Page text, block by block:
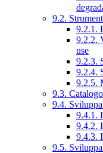
9.2.
9.2.1.
9.2.2.
use
9.2.3.
9.2.4.
9.2.5.
9.3.
9.4.
9.4.1.
9.4.2.
9.4.3.
9.5.